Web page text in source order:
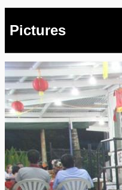
Pictures